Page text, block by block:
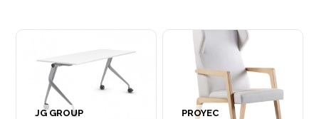
JG GROUP PROYEC